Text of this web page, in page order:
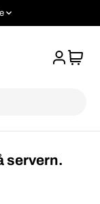
servern.